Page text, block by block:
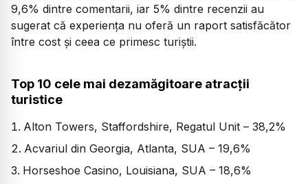
9,6% dintre comentarii, iar 5% dintre recenzii au
sugerat că experiența nu oferă un raport satisfăcător
între cost și ceea ce primesc turiștii.
Top 10 cele mai dezamăgitoare atracții
turistice
Alton Towers, Staffordshire, Regatul Unit – 38,2%
Acvariul din Georgia, Atlanta, SUA – 19,6%
Horseshoe Casino, Louisiana, SUA – 18,6%